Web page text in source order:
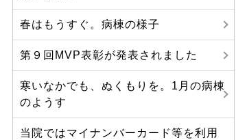
春はもうすぐ。病棟の様子
第９回MVP表彰が発表されました
寒いなかでも、ぬくもりを。1月の病棟
のようす
当院ではマイナンバーカード等を利用